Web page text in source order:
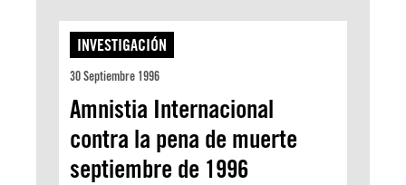
INVESTIGACIÓN
30 Septiembre 1996
Amnistia Internacional
contra la pena de muerte
septiembre de 1996